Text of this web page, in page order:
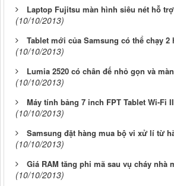
Laptop Fujitsu màn hình siêu nét hỗ
(10/10/2013)
Tablet mới của Samsung có thể chạy 2
(10/10/2013)
Lumia 2520 có chân đế nhỏ gọn và
(10/10/2013)
Máy tính bảng 7 inch FPT Tablet Wi-Fi
(10/10/2013)
Samsung đặt hàng mua bộ vi xử lí từ
(10/10/2013)
Giá RAM tăng phi mã sau vụ cháy nhà
(10/10/2013)